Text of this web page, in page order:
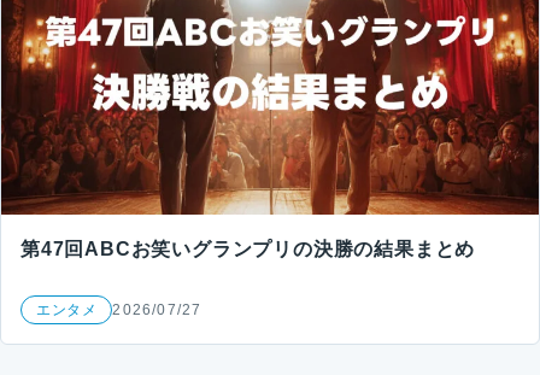
第47回ABCお笑いグランプリの決勝の結果まとめ
エンタメ 2026/07/27